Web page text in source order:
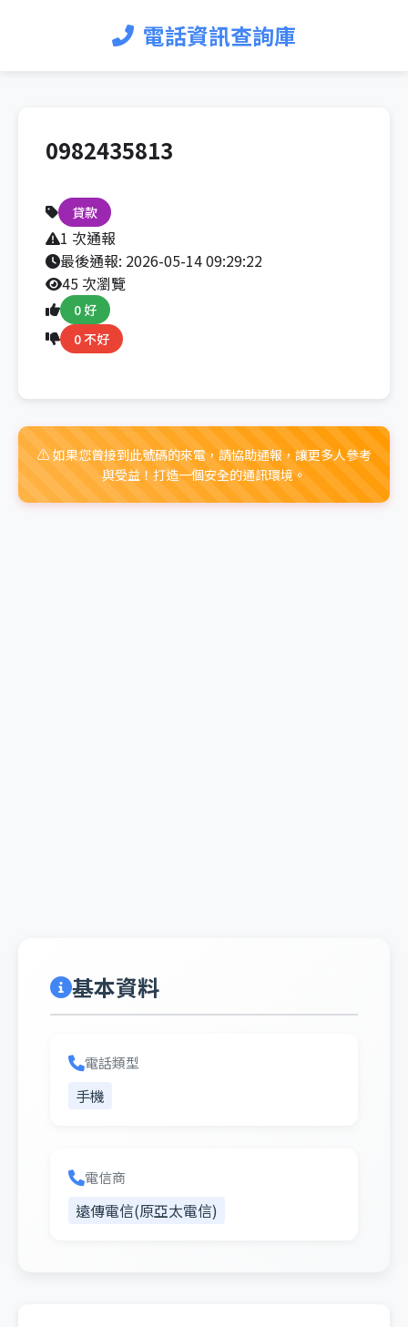
電話資訊查詢庫
0982435813
貸款
1 次通報
最後通報: 2026-05-14 09:29:22
45 次瀏覽
0 好
0 不好
⚠️ 如果您曾接到此號碼的來電，請協助通報，讓更多人參考
與受益！打造一個安全的通訊環境。
基本資料
電話類型
手機
電信商
遠傳電信(原亞太電信)